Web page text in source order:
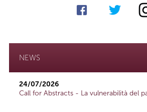
NEWS
24/07/2026
Call for Abstracts - La vulnerabilità del